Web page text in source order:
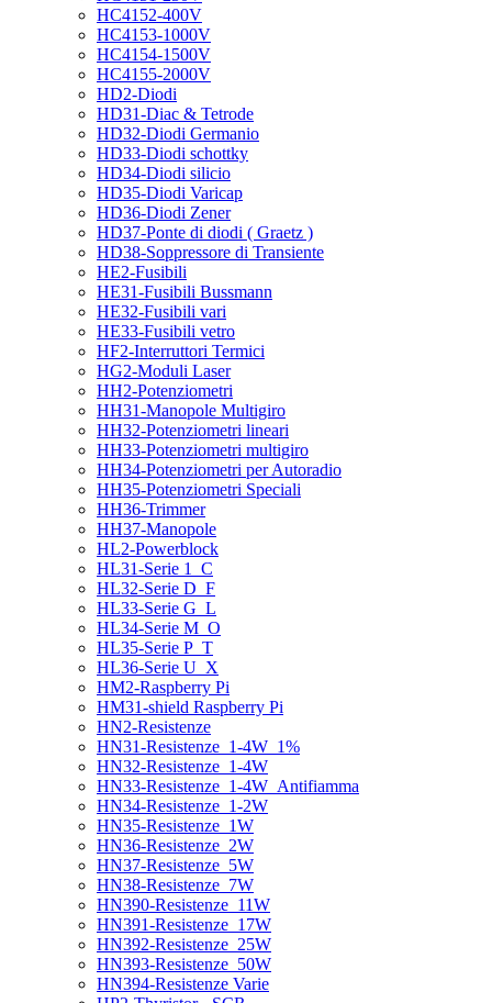
HC4152-400V
HC4153-1000V
HC4154-1500V
HC4155-2000V
HD2-Diodi
HD31-Diac & Tetrode
HD32-Diodi Germanio
HD33-Diodi schottky
HD34-Diodi silicio
HD35-Diodi Varicap
HD36-Diodi Zener
HD37-Ponte di diodi ( Graetz )
HD38-Soppressore di Transiente
HE2-Fusibili
HE31-Fusibili Bussmann
HE32-Fusibili vari
HE33-Fusibili vetro
HF2-Interruttori Termici
HG2-Moduli Laser
HH2-Potenziometri
HH31-Manopole Multigiro
HH32-Potenziometri lineari
HH33-Potenziometri multigiro
HH34-Potenziometri per Autoradio
HH35-Potenziometri Speciali
HH36-Trimmer
HH37-Manopole
HL2-Powerblock
HL31-Serie 1_C
HL32-Serie D_F
HL33-Serie G_L
HL34-Serie M_O
HL35-Serie P_T
HL36-Serie U_X
HM2-Raspberry Pi
HM31-shield Raspberry Pi
HN2-Resistenze
HN31-Resistenze_1-4W_1%
HN32-Resistenze_1-4W
HN33-Resistenze_1-4W_Antifiamma
HN34-Resistenze_1-2W
HN35-Resistenze_1W
HN36-Resistenze_2W
HN37-Resistenze_5W
HN38-Resistenze_7W
HN390-Resistenze_11W
HN391-Resistenze_17W
HN392-Resistenze_25W
HN393-Resistenze_50W
HN394-Resistenze Varie